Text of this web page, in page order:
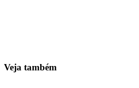
Veja também